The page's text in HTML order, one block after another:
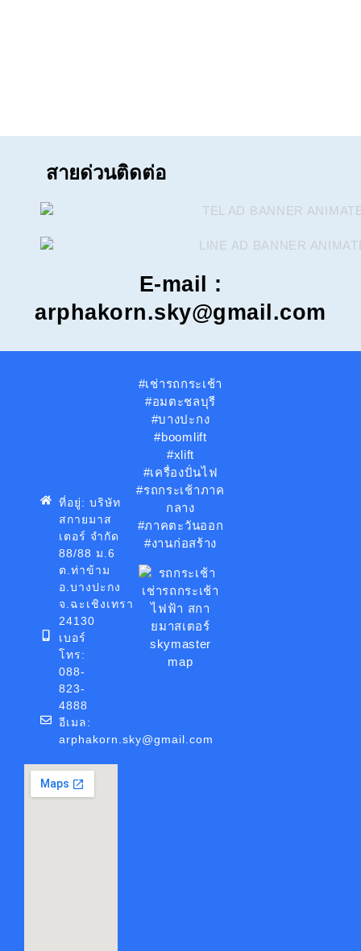
สายด่วนติดต่อ
E-mail :
arphakorn.sky@gmail.com
ที่อยู่: บริษัท
สกายมาส
เตอร์ จำกัด
88/88 ม.6
ต.ท่าข้าม
อ.บางปะกง
จ.ฉะเชิงเทรา
24130
เบอร์
โทร:
088-
823-
4888
อีเมล:
arphakorn.sky@gmail.com
#เช่ารถกระเช้า
#อมตะชลบุรี
#บางปะกง
#boomlift
#xlift
#เครื่องปั่นไฟ
#รถกระเช้าภาค
กลาง
#ภาคตะวันออก
#งานก่อสร้าง